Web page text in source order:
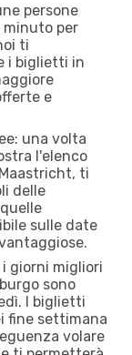
persone
minuto per
ti
i biglietti in
e
una volta
l'elenco
ti
delle
sulle date
giorni migliori
sono
I biglietti
fine settimana
volare